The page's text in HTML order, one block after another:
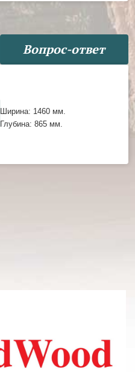
Вопрос-ответ
Ширина: 1460 мм.
Глубина: 865 мм.